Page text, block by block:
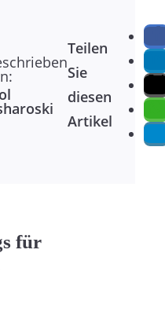
Teilen
Sie
diesen
Artikel
für